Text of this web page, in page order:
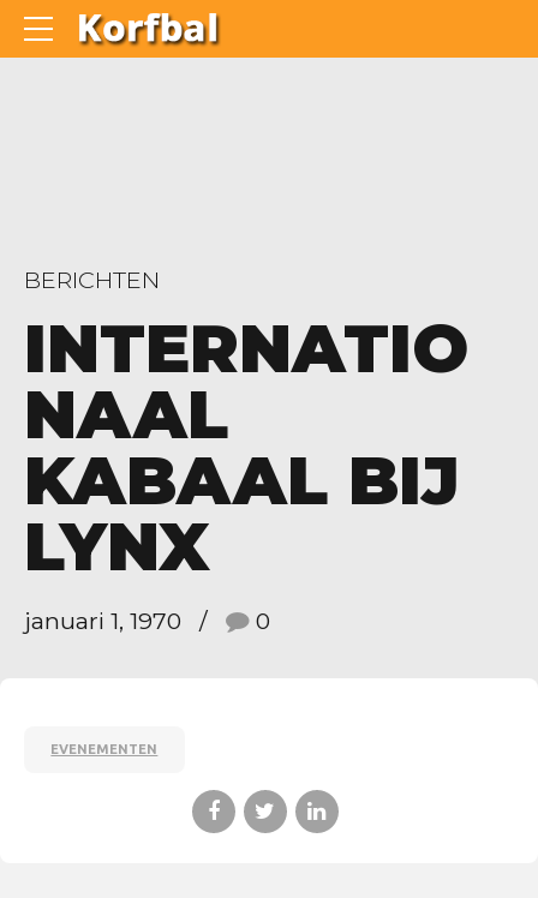
BERICHTEN
INTERNATIO
NAAL
KABAAL BIJ
LYNX
januari 1, 1970 0
EVENEMENTEN